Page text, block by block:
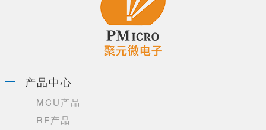
产品中心
MCU产品
RF产品